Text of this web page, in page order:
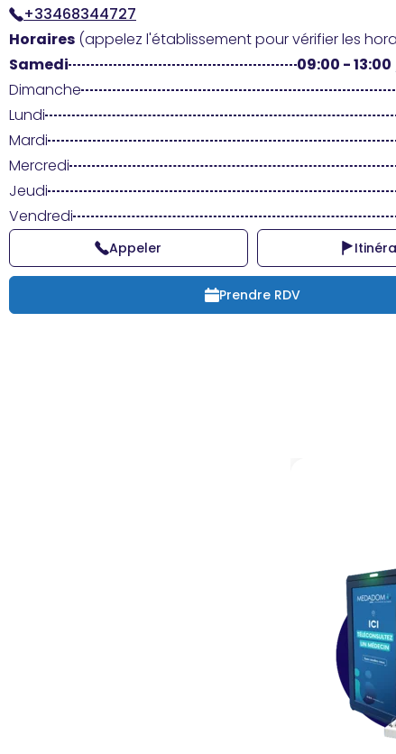
+33468344727
Horaires (appelez l'établissement pour vérifier les
Samedi
09:00 - 13:00
Dimanche
Lundi
Mardi
Mercredi
Jeudi
Vendredi
Appeler
Prendre RDV